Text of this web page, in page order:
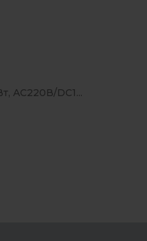
AC220В/DC1...